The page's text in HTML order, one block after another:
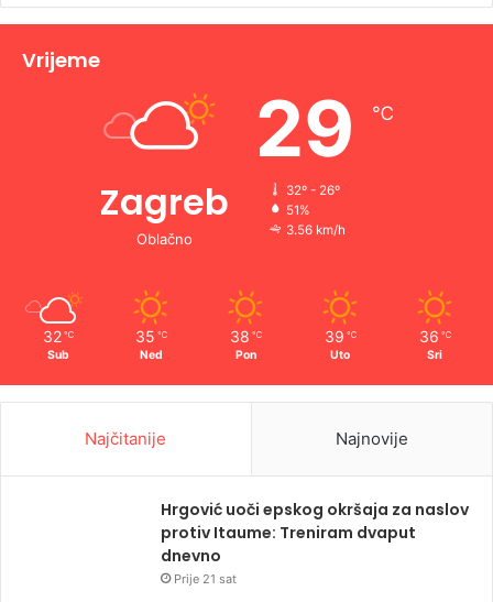
Vrijeme
Zagreb
Oblačno
29 ℃
32º - 26º
51%
3.56 km/h
32 ℃
Sub
35 ℃
Ned
38 ℃
Pon
39 ℃
Uto
36 ℃
Sri
Najčitanije Najnovije
Hrgović uoči epskog okršaja za naslov
protiv Itaume: Treniram dvaput
dnevno
Prije 21 sat